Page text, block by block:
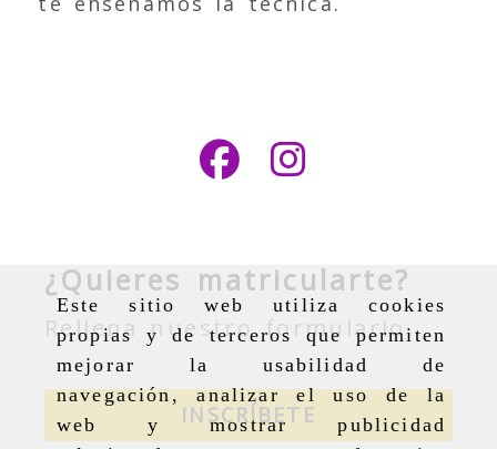
Este sitio web utiliza cookies
propias y de terceros que permiten
mejorar la usabilidad de
navegación, analizar el uso de la
web y mostrar publicidad
¿Quieres matricularte?
Rellena nuestro formulario
INSCRÍBETE